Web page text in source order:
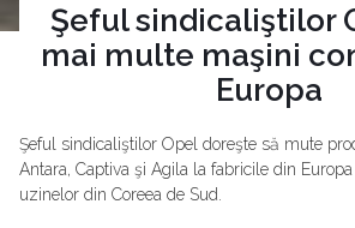
Şeful sindicaliştilor
mai multe maşini
Europa
Şeful sindicaliştilor Opel doreşte să mute
Antara, Captiva şi Agila la fabricile din
uzinelor din Coreea de Sud.